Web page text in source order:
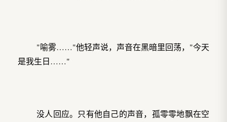
"喻雾……"他轻声说，声音在黑暗里回荡，"今天
是我生日……"
没人回应。只有他自己的声音，孤零零地飘在空